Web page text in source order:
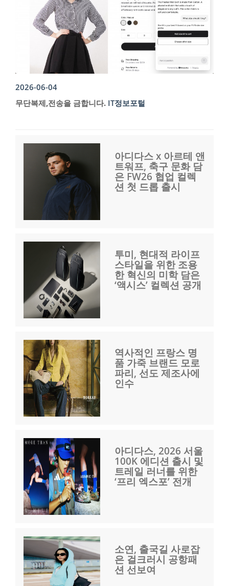
2026-06-04
무단복제,전송을 금합니다. IT정보포털
아디다스 x 아르테 앤
트워프, 축구 문화 담
은 FW26 협업 컬렉
션 첫 드롭 출시
투미, 현대적 라이프
스타일을 위한 조용
한 혁신의 미학 담은
‘액시스’ 컬렉션 공개
역사적인 프랑스 명
품 가죽 브랜드 모로
파리, 선도 제조사에
인수
아디다스, 2026 서울
100K 에디션 출시 및
트레일 러너를 위한
‘프리 엑스포’ 전개
소연, 출국길 사로잡
은 걸크러시 공항패
션 선보여